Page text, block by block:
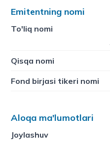
Emitentning nomi
To'liq nomi
Qisqa nomi
Fond birjasi tikeri nomi
Aloqa ma'lumotlari
Joylashuv